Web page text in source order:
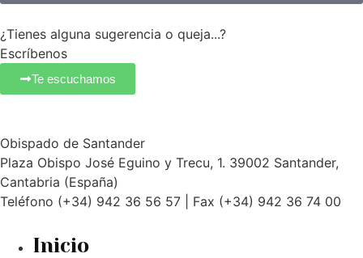
¿Tienes alguna sugerencia o queja...?
Escríbenos
Te escuchamos
Obispado de Santander
Plaza Obispo José Eguino y Trecu, 1. 39002 Santander,
Cantabria (España)
Teléfono (+34) 942 36 56 57 | Fax (+34) 942 36 74 00
Inicio